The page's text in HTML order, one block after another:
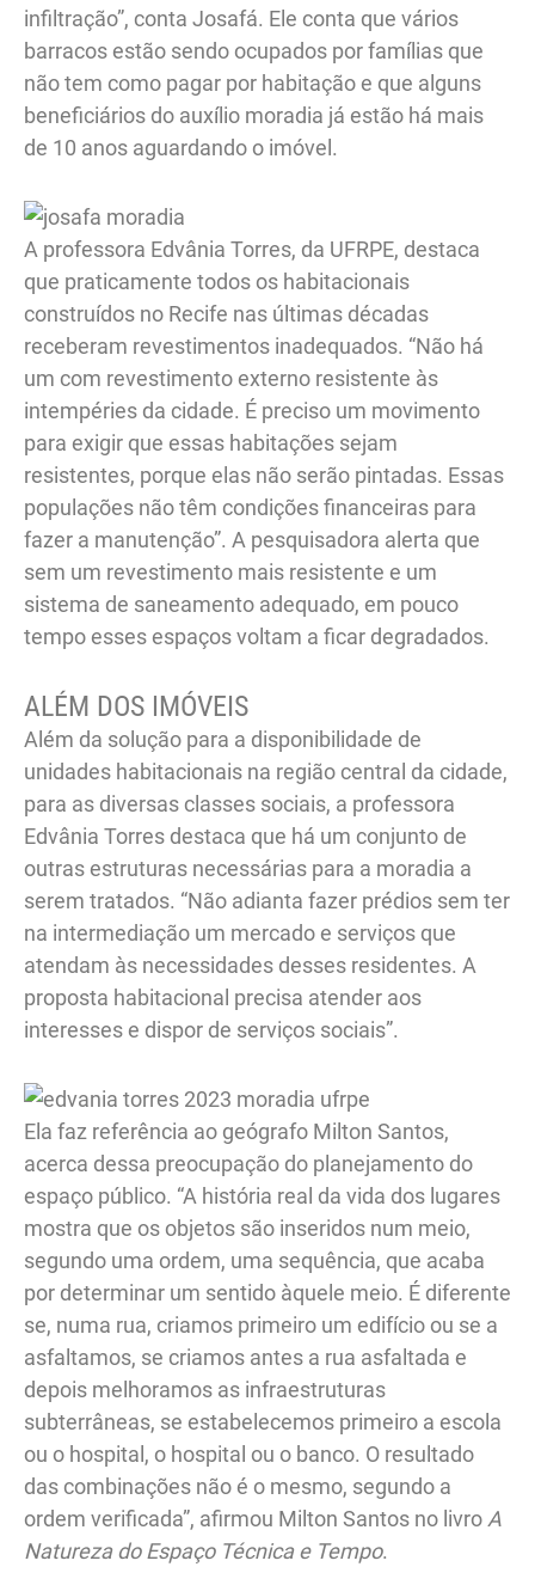
infiltração”, conta Josafá. Ele conta que vários
barracos estão sendo ocupados por famílias que
não tem como pagar por habitação e que alguns
beneficiários do auxílio moradia já estão há mais
de 10 anos aguardando o imóvel.
A professora Edvânia Torres, da UFRPE, destaca
que praticamente todos os habitacionais
construídos no Recife nas últimas décadas
receberam revestimentos inadequados. “Não há
um com revestimento externo resistente às
intempéries da cidade. É preciso um movimento
para exigir que essas habitações sejam
resistentes, porque elas não serão pintadas. Essas
populações não têm condições financeiras para
fazer a manutenção”. A pesquisadora alerta que
sem um revestimento mais resistente e um
sistema de saneamento adequado, em pouco
tempo esses espaços voltam a ficar degradados.
ALÉM DOS IMÓVEIS
Além da solução para a disponibilidade de
unidades habitacionais na região central da cidade,
para as diversas classes sociais, a professora
Edvânia Torres destaca que há um conjunto de
outras estruturas necessárias para a moradia a
serem tratados. “Não adianta fazer prédios sem ter
na intermediação um mercado e serviços que
atendam às necessidades desses residentes. A
proposta habitacional precisa atender aos
interesses e dispor de serviços sociais”.
Ela faz referência ao geógrafo Milton Santos,
acerca dessa preocupação do planejamento do
espaço público. “A história real da vida dos lugares
mostra que os objetos são inseridos num meio,
segundo uma ordem, uma sequência, que acaba
por determinar um sentido àquele meio. É diferente
se, numa rua, criamos primeiro um edifício ou se a
asfaltamos, se criamos antes a rua asfaltada e
depois melhoramos as infraestruturas
subterrâneas, se estabelecemos primeiro a escola
ou o hospital, o hospital ou o banco. O resultado
das combinações não é o mesmo, segundo a
ordem verificada”, afirmou Milton Santos no livro A
Natureza do Espaço Técnica e Tempo.